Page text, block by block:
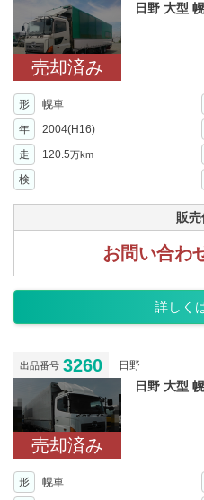
売却済み
日野 大型
形 幌車
年
2004(H16)
走 120.5万km
検
-
販
お問い合わ
詳しく
出品番号 3260 日野
売却済み
日野 大型
形 幌車